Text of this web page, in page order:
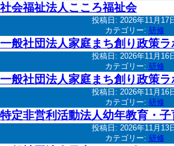
社会福祉法人こころ福祉会
投稿日: 2026年11月17
カテゴリー: 研修
一般社団法人家庭まち創り政策ラ
投稿日: 2026年11月16
カテゴリー: 研修
一般社団法人家庭まち創り政策ラ
投稿日: 2026年11月16
カテゴリー: 研修
特定非営利活動法人幼年教育・
投稿日: 2026年11月13
カテゴリー: 研修